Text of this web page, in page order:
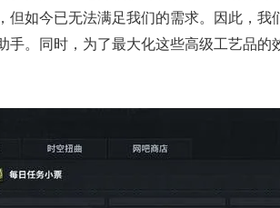
但如今已无法满足我们的需求。因此，我
手。同时，为了最大化这些高级工艺品的